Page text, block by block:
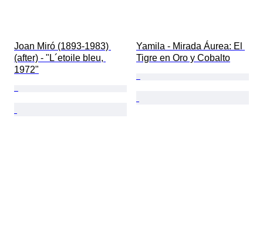
Joan Miró (1893-1983)
(after) - "L´etoile bleu,
1972"
Yamila - Mirada Áurea: El
Tigre en Oro y Cobalto